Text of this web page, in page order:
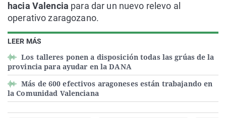
LEER MÁS
Los talleres ponen a disposición todas las grúas de la
provincia para ayudar en la DANA
Más de 600 efectivos aragoneses están trabajando en
la Comunidad Valenciana
hacia Valencia para dar un nuevo relevo al
operativo zaragozano.